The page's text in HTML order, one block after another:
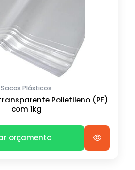
Sacos Plásticos
Polietileno (PE)
com 1kg
orçamento